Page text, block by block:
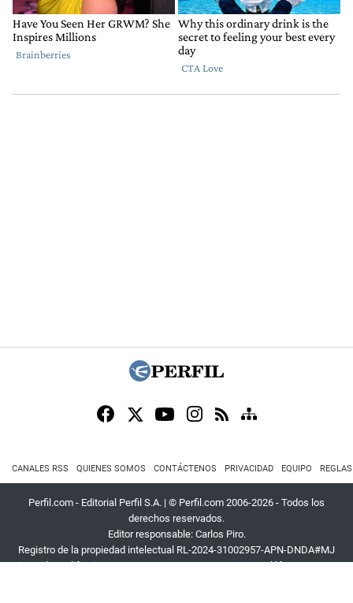
CANALES RSS QUIENES SOMOS CONTÁCTENOS PRIVACIDAD EQUIPO
Perfil.com - Editorial Perfil S.A. | © Perfil.com 2006-2026 - Todos los
derechos reservados.
Editor responsable: Carlos Piro.
Registro de la propiedad intelectual RL-2024-31002957-APN-DNDA#MJ
Dirección:California 2715,C1289ABI,CABA, Argentina| Teléfono:+54 9 11